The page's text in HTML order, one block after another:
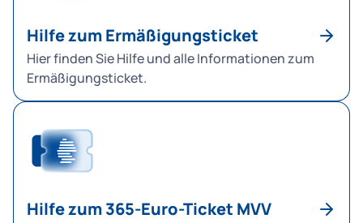
Hilfe zum Ermäßigungsticket
Hier finden Sie Hilfe und alle Informationen zum
Ermäßigungsticket.
Hilfe zum 365-Euro-Ticket MVV